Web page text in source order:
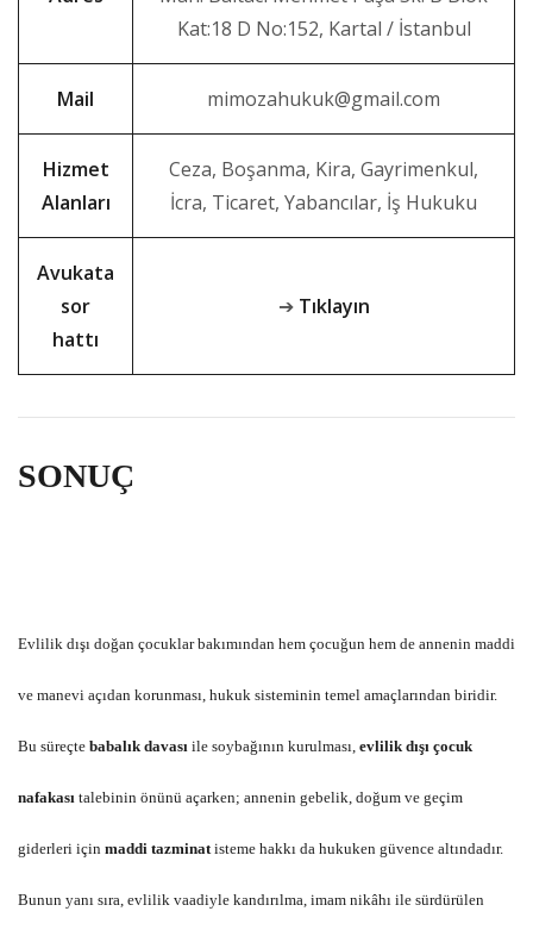
Kat:18 D No:152, Kartal / İstanbul
Mail mimozahukuk@gmail.com
Hizmet
Alanları
Ceza, Boşanma, Kira, Gayrimenkul,
İcra, Ticaret, Yabancılar, İş Hukuku
Avukata
sor
hattı
➔ Tıklayın
SONUÇ
Evlilik dışı doğan çocuklar bakımından hem çocuğun hem de annenin maddi
ve manevi açıdan korunması, hukuk sisteminin temel amaçlarından biridir.
Bu süreçte babalık davası ile soybağının kurulması, evlilik dışı çocuk
nafakası talebinin önünü açarken; annenin gebelik, doğum ve geçim
giderleri için maddi tazminat isteme hakkı da hukuken güvence altındadır.
Bunun yanı sıra, evlilik vaadiyle kandırılma, imam nikâhı ile sürdürülen